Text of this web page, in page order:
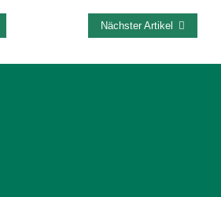
Nächster Artikel